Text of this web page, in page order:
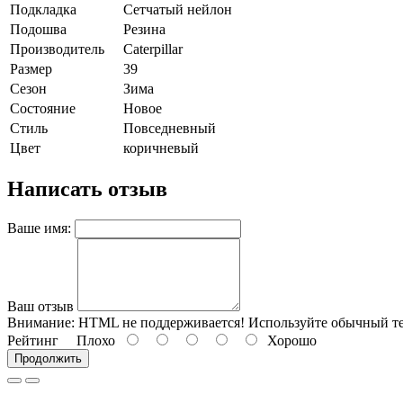
Подкладка
Сетчатый нейлон
Подошва
Резина
Производитель
Caterpillar
Размер
39
Сезон
Зима
Состояние
Новое
Стиль
Повседневный
Цвет
коричневый
Написать отзыв
Ваше имя:
Ваш отзыв
Внимание: HTML не поддерживается! Используйте обычный
Рейтинг Плохо Хорошо
Продолжить